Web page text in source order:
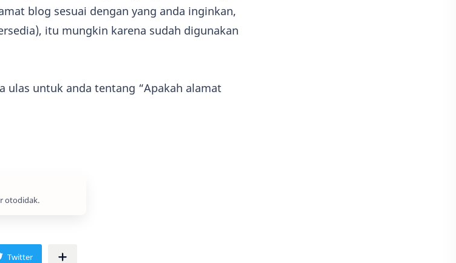
blog sesuai dengan yang anda inginkan,
itu mungkin karena sudah digunakan
ulas untuk anda tentang “Apakah alamat
otodidak.